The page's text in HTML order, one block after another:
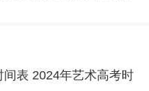
表 2024年艺术高考时